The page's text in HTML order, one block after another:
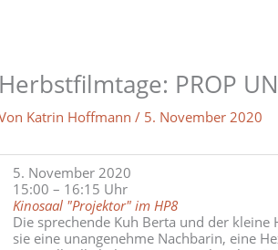
Herbstfilmtage: PROP
Katrin Hoffmann/ 5. November 2020
5. November 2020
15:00 – 16:15 Uhr
Kinosaal "Projektor" im HP8
Die sprechende Kuh Berta und der
sie eine unangenehme Nachbarin, eine